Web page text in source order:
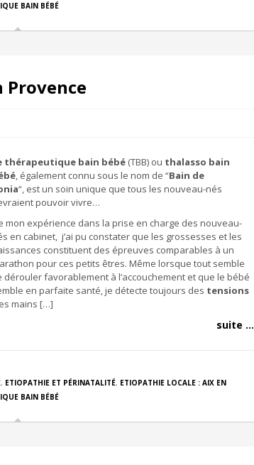
BAIN BÉBÉ
Provence
thérapeutique bain bébé (TBB) ou thalasso bain
, également connu sous le nom de “Bain de
“, est un soin unique que tous les nouveau-nés
pouvoir vivre…
mon expérience dans la prise en charge des nouveau-
en cabinet, j’ai pu constater que les grossesses et les
constituent des épreuves comparables à un
pour ces petits êtres. Même lorsque tout semble
dérouler favorablement à l’accouchement et que le bébé
en parfaite santé, je détecte toujours des tensions
mains […]
suite ...
, ETIOPATHIE ET PÉRINATALITÉ, ETIOPATHIE LOCALE : AIX EN
BAIN BÉBÉ